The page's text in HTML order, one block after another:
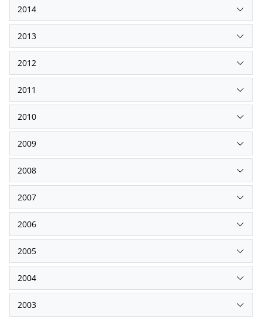
2014
2013
2012
2011
2010
2009
2008
2007
2006
2005
2004
2003